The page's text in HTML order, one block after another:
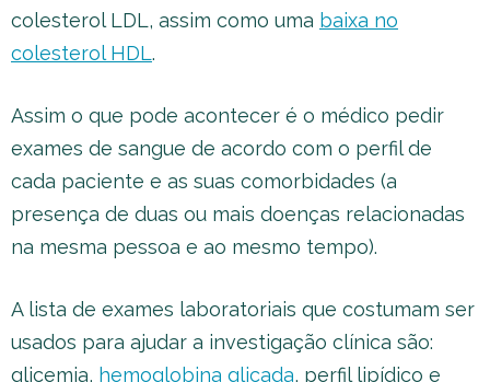
colesterol LDL, assim como uma baixa no
colesterol HDL.
Assim o que pode acontecer é o médico pedir
exames de sangue de acordo com o perfil de
cada paciente e as suas comorbidades (a
presença de duas ou mais doenças relacionadas
na mesma pessoa e ao mesmo tempo).
A lista de exames laboratoriais que costumam ser
usados para ajudar a investigação clínica são:
glicemia, hemoglobina glicada, perfil lipídico e